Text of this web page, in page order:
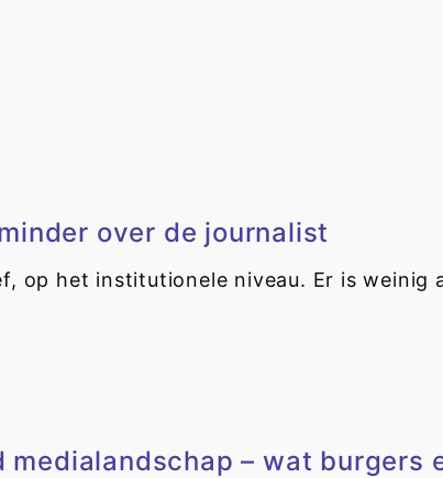
over de journalist
op het institutionele niveau. Er is weinig
– wat burgers